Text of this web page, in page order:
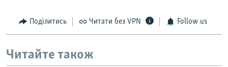
Поділитись Читати без VPN Follow us
Читайте також